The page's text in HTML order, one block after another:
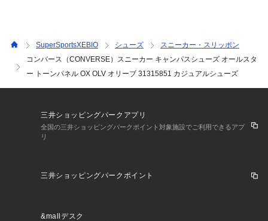
SuperSportsXEBIO シューズ
スニーカー・スリッポン
コンバース（CONVERSE）スニーカー キャンパスシューズ オールスタ
ー トーンパネル OX OLV オリーブ 31315851 カジュアルシューズ
三井ショッピングパークアプリ
全国の三井ショッピングパークポイント対象施設でご利用できるアプ
リ
三井ショッピングパークポイント
&mallデスク